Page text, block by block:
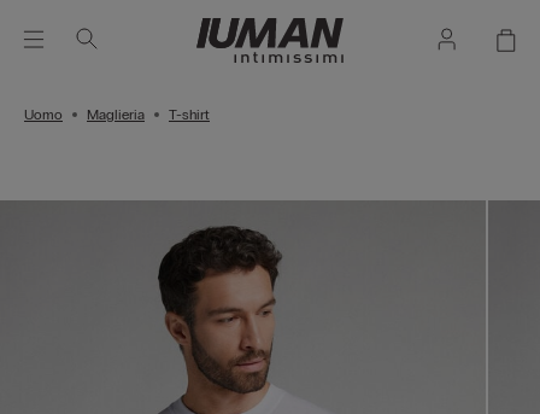
Uomo Maglieria T-shirt